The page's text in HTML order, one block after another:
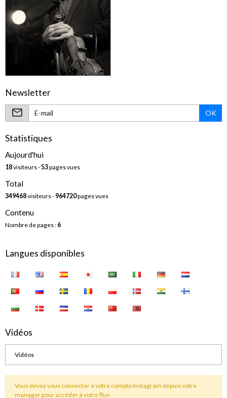
Newsletter
OK
Statistiques
Aujourd'hui
18visiteurs -53pages vues
Total
349468visiteurs - 964720pages vues
Contenu
Nombre de pages : 6
Langues disponibles
Vidéos
Vidéos
Vous devez vous connecter à votre compte Instagram depuis votre
manager pour accéder à votre flux